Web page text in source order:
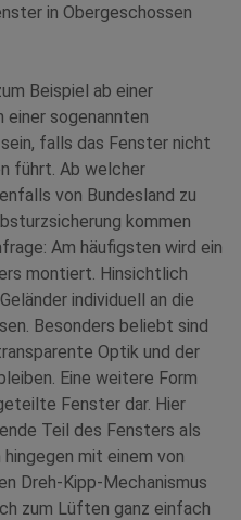
in Obergeschossen
Beispiel ab einer
sogenannten
falls das Fenster nicht
führt. Ab welcher
von Bundesland zu
kommen
Am häufigsten wird ein
montiert. Hinsichtlich
individuell an die
Besonders beliebt sind
Optik und der
Eine weitere Form
Fenster dar. Hier
Teil des Fensters als
mit einem von
Dreh-Kipp-Mechanismus
zum Lüften ganz einfach